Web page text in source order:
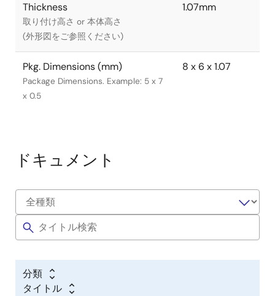
Thickness
取り付け高さ or 本体高さ
(外形図をご参照ください)
1.07mm
Pkg. Dimensions (mm)
Package Dimensions. Example: 5 x 7
x 0.5
8 x 6 x 1.07
ドキュメント
分類
タイトル